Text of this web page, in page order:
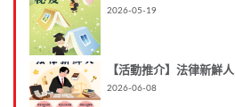
2026-05-19
【活動推介】法律新鮮人
2026-06-08